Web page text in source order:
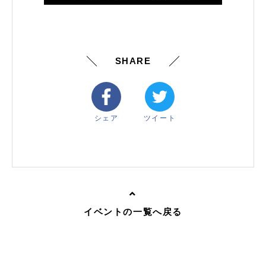
SHARE
シェア ツイート
イベントの一覧へ戻る